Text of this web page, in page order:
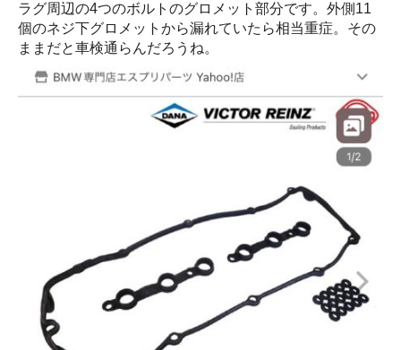
ラグ周辺の4つのボルトのグロメット部分です。外側11
個のネジ下グロメットから漏れていたら相当重症。その
ままだと車検通らんだろうね。